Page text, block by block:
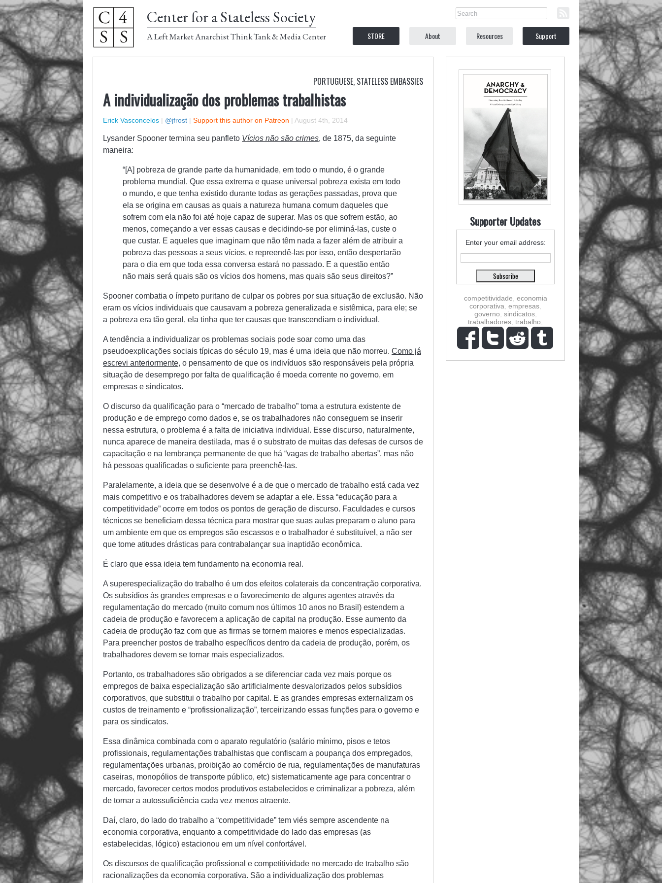
Center for a Stateless Society
A Left Market Anarchist Think Tank & Media Center STORE About Resources Support
PORTUGUESE, STATELESS EMBASSIES
A individualização dos problemas trabalhistas
Erick Vasconcelos | @jfrost | Support this author on Patreon | August 4th, 2014
Lysander Spooner termina seu panfleto Vícios não são crimes, de 1875, da seguinte
maneira:
“[A] pobreza de grande parte da humanidade, em todo o mundo, é o grande
problema mundial. Que essa extrema e quase universal pobreza exista em todo
o mundo, e que tenha existido durante todas as gerações passadas, prova que
ela se origina em causas as quais a natureza humana comum daqueles que
sofrem com ela não foi até hoje capaz de superar. Mas os que sofrem estão, ao
menos, começando a ver essas causas e decidindo-se por eliminá-las, custe o
que custar. E aqueles que imaginam que não têm nada a fazer além de atribuir a
pobreza das pessoas a seus vícios, e repreendê-las por isso, então despertarão
para o dia em que toda essa conversa estará no passado. E a questão então
não mais será quais são os vícios dos homens, mas quais são seus direitos?”
Spooner combatia o ímpeto puritano de culpar os pobres por sua situação de exclusão. Não
eram os vícios individuais que causavam a pobreza generalizada e sistêmica, para ele; se
a pobreza era tão geral, ela tinha que ter causas que transcendiam o individual.
A tendência a individualizar os problemas sociais pode soar como uma das
pseudoexplicações sociais típicas do século 19, mas é uma ideia que não morreu. Como já
escrevi anteriormente, o pensamento de que os indivíduos são responsáveis pela própria
situação de desemprego por falta de qualificação é moeda corrente no governo, em
empresas e sindicatos.
O discurso da qualificação para o “mercado de trabalho” toma a estrutura existente de
produção e de emprego como dados e, se os trabalhadores não conseguem se inserir
nessa estrutura, o problema é a falta de iniciativa individual. Esse discurso, naturalmente,
nunca aparece de maneira destilada, mas é o substrato de muitas das defesas de cursos de
capacitação e na lembrança permanente de que há “vagas de trabalho abertas”, mas não
há pessoas qualificadas o suficiente para preenchê-las.
Paralelamente, a ideia que se desenvolve é a de que o mercado de trabalho está cada vez
mais competitivo e os trabalhadores devem se adaptar a ele. Essa “educação para a
competitividade” ocorre em todos os pontos de geração de discurso. Faculdades e cursos
técnicos se beneficiam dessa técnica para mostrar que suas aulas preparam o aluno para
um ambiente em que os empregos são escassos e o trabalhador é substituível, a não ser
que tome atitudes drásticas para contrabalançar sua inaptidão econômica.
É claro que essa ideia tem fundamento na economia real.
A superespecialização do trabalho é um dos efeitos colaterais da concentração corporativa.
Os subsídios às grandes empresas e o favorecimento de alguns agentes através da
regulamentação do mercado (muito comum nos últimos 10 anos no Brasil) estendem a
cadeia de produção e favorecem a aplicação de capital na produção. Esse aumento da
cadeia de produção faz com que as firmas se tornem maiores e menos especializadas.
Para preencher postos de trabalho específicos dentro da cadeia de produção, porém, os
trabalhadores devem se tornar mais especializados.
Portanto, os trabalhadores são obrigados a se diferenciar cada vez mais porque os
empregos de baixa especialização são artificialmente desvalorizados pelos subsídios
corporativos, que substitui o trabalho por capital. E as grandes empresas externalizam os
custos de treinamento e “profissionalização”, terceirizando essas funções para o governo e
para os sindicatos.
Essa dinâmica combinada com o aparato regulatório (salário mínimo, pisos e tetos
profissionais, regulamentações trabalhistas que confiscam a poupança dos empregados,
regulamentações urbanas, proibição ao comércio de rua, regulamentações de manufaturas
caseiras, monopólios de transporte público, etc) sistematicamente age para concentrar o
mercado, favorecer certos modos produtivos estabelecidos e criminalizar a pobreza, além
de tornar a autossuficiência cada vez menos atraente.
Daí, claro, do lado do trabalho a “competitividade” tem viés sempre ascendente na
economia corporativa, enquanto a competitividade do lado das empresas (as
estabelecidas, lógico) estacionou em um nível confortável.
Os discursos de qualificação profissional e competitividade no mercado de trabalho são
racionalizações da economia corporativa. São a individualização dos problemas
Supporter Updates
Enter your email address:
competitividade economia
corporativa empresas
governo sindicatos,
trabalhadores trabalho